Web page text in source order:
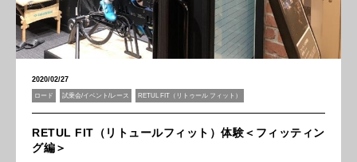
2020/02/27
ロード 試乗会/イベント/レース RETUL FIT（リトゥール フィット）
RETUL FIT（リトュールフィット）体験＜フィッティン
グ編＞